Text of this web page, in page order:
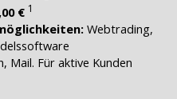
€ 1
Webtrading,
Mail. Für aktive Kunden